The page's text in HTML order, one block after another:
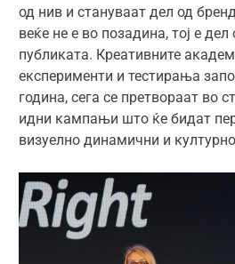
од нив и стануваат дел од
веќе не е во позадина, тој е дел
публиката. Креативните
експерименти и тестирања
година, сега се претвораат во
идни кампањи што ќе бидат
визуелно динамични и